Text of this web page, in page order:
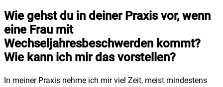
Wie gehst du in deiner Praxis vor, wenn
eine Frau mit
Wechseljahresbeschwerden kommt?
Wie kann ich mir das vorstellen?
In meiner Praxis nehme ich mir viel Zeit, meist mindestens